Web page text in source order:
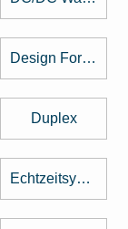
Design For Manufacturing
Duplex
Echtzeitsystem